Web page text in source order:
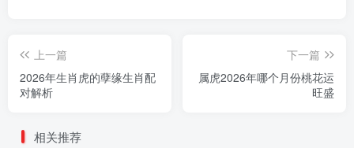
上一篇
2026年生肖虎的孽缘生肖配
对解析
下一篇
属虎2026年哪个月份桃花运
旺盛
相关推荐